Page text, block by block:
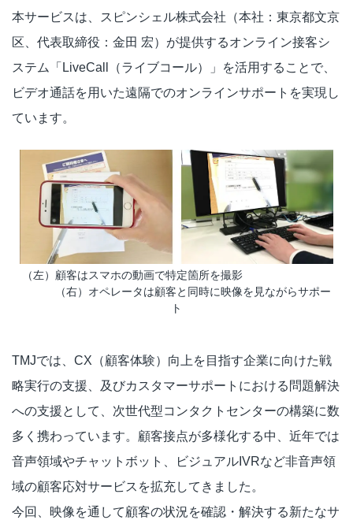
本サービスは、スピンシェル株式会社（本社：東京都文京
区、代表取締役：金田 宏）が提供するオンライン接客シ
ステム「LiveCall（ライブコール）」を活用することで、
ビデオ通話を用いた遠隔でのオンラインサポートを実現し
ています。
（左）顧客はスマホの動画で特定箇所を撮影
（右）オペレータは顧客と同時に映像を見ながらサポー
ト
TMJでは、CX（顧客体験）向上を目指す企業に向けた戦
略実行の支援、及びカスタマーサポートにおける問題解決
への支援として、次世代型コンタクトセンターの構築に数
多く携わっています。顧客接点が多様化する中、近年では
音声領域やチャットボット、ビジュアルIVRなど非音声領
域の顧客応対サービスを拡充してきました。
今回、映像を通して顧客の状況を確認・解決する新たなサ